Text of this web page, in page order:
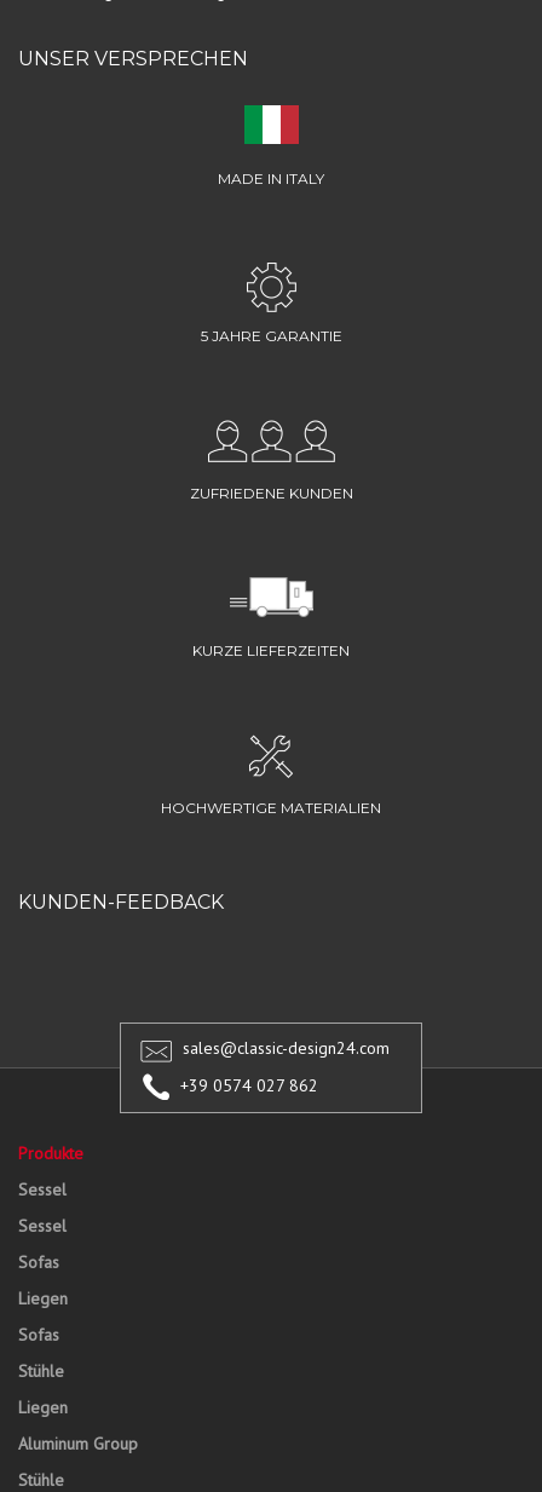
UNSER VERSPRECHEN
MADE IN ITALY
5 JAHRE GARANTIE
ZUFRIEDENE KUNDEN
KURZE LIEFERZEITEN
HOCHWERTIGE MATERIALIEN
KUNDEN-FEEDBACK
sales@classic-design24.com
+39 0574 027 862
Produkte
Sessel
Sessel
Sofas
Liegen
Sofas
Stühle
Liegen
Aluminum Group
Stühle